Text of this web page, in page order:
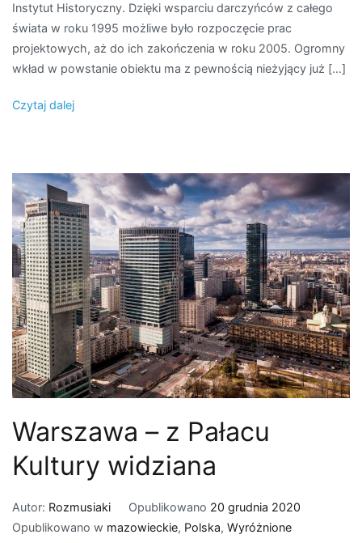
Żydów
Polskich
Instytut Historyczny. Dzięki wsparciu darczyńców z całego
świata w roku 1995 możliwe było rozpoczęcie prac
projektowych, aż do ich zakończenia w roku 2005. Ogromny
wkład w powstanie obiektu ma z pewnością nieżyjący już […]
Czytaj dalej
Warszawa – z Pałacu
Kultury widziana
Autor: Rozmusiaki Opublikowano 20 grudnia 2020
Opublikowano w mazowieckie, Polska, Wyróżnione